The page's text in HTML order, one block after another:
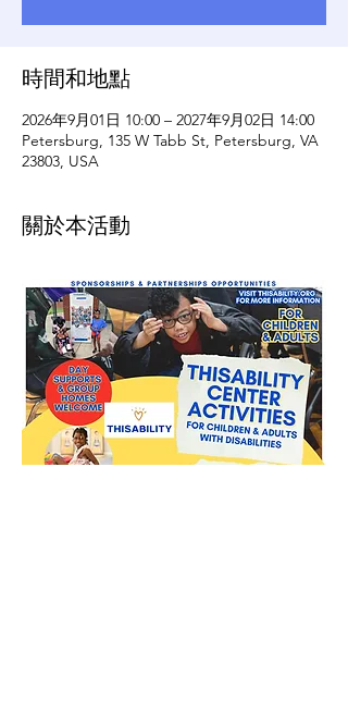
時間和地點
2026年9月01日 10:00 – 2027年9月02日 14:00
Petersburg, 135 W Tabb St, Petersburg, VA
23803, USA
關於本活動